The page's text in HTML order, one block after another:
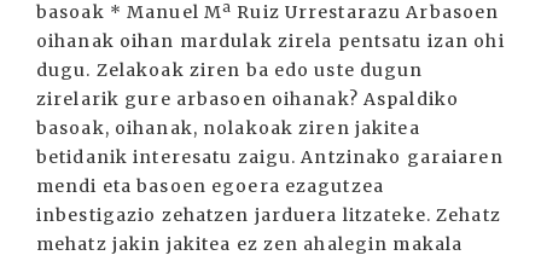
basoak * Manuel Mª Ruiz Urrestarazu Arbasoen
oihanak oihan mardulak zirela pentsatu izan ohi
dugu. Zelakoak ziren ba edo uste dugun
zirelarik gure arbasoen oihanak? Aspaldiko
basoak, oihanak, nolakoak ziren jakitea
betidanik interesatu zaigu. Antzinako garaiaren
mendi eta basoen egoera ezagutzea
inbestigazio zehatzen jarduera litzateke. Zehatz
mehatz jakin jakitea ez zen ahalegin makala